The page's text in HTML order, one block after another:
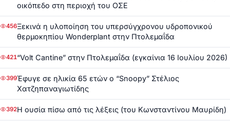
οικόπεδο στη περιοχή του ΟΣΕ
456Ξεκινά η υλοποίηση του υπερσύγχρονου υδροπονικού
θερμοκηπίου Wonderplant στην Πτολεμαΐδα
421“Volt Cantine” στην Πτολεμαΐδα (εγκαίνια 16 Ιουλίου 2026)
399Έφυγε σε ηλικία 65 ετών ο “Snoopy” Στέλιος
Χατζηπαναγιωτίδης
392Η ουσία πίσω από τις λέξεις (του Κωνσταντίνου Μαυρίδη)